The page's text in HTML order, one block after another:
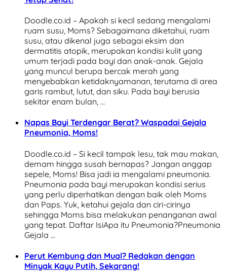
Doodle.co.id – Apakah si kecil sedang mengalami
ruam susu, Moms? Sebagaimana diketahui, ruam
susu, atau dikenal juga sebagai eksim dan
dermatitis atopik, merupakan kondisi kulit yang
umum terjadi pada bayi dan anak-anak. Gejala
yang muncul berupa bercak merah yang
menyebabkan ketidaknyamanan, terutama di area
garis rambut, lutut, dan siku. Pada bayi berusia
sekitar enam bulan, …
Napas Bayi Terdengar Berat? Waspadai Gejala
Pneumonia, Moms!
Doodle.co.id – Si kecil tampak lesu, tak mau makan,
demam hingga susah bernapas? Jangan anggap
sepele, Moms! Bisa jadi ia mengalami pneumonia.
Pneumonia pada bayi merupakan kondisi serius
yang perlu diperhatikan dengan baik oleh Moms
dan Paps. Yuk, ketahui gejala dan ciri-cirinya
sehingga Moms bisa melakukan penanganan awal
yang tepat. Daftar IsiApa itu Pneumonia?Pneumonia
Gejala …
Perut Kembung dan Mual? Redakan dengan
Minyak Kayu Putih, Sekarang!